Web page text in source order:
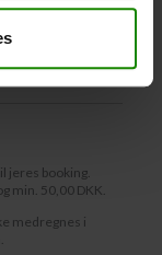
jeres booking.
min. 50,00 DKK.
medregnes i